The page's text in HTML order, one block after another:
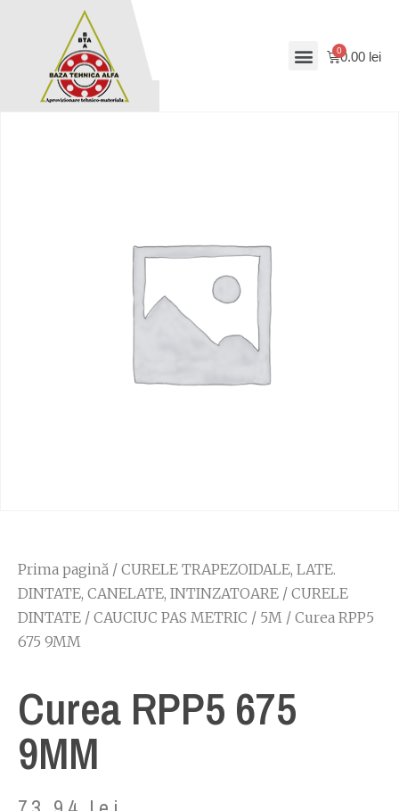
0.00 lei
Prima pagină / CURELE TRAPEZOIDALE, LATE.
DINTATE, CANELATE, INTINZATOARE / CURELE
DINTATE / CAUCIUC PAS METRIC / 5M / Curea RPP5
675 9MM
Curea RPP5 675
9MM